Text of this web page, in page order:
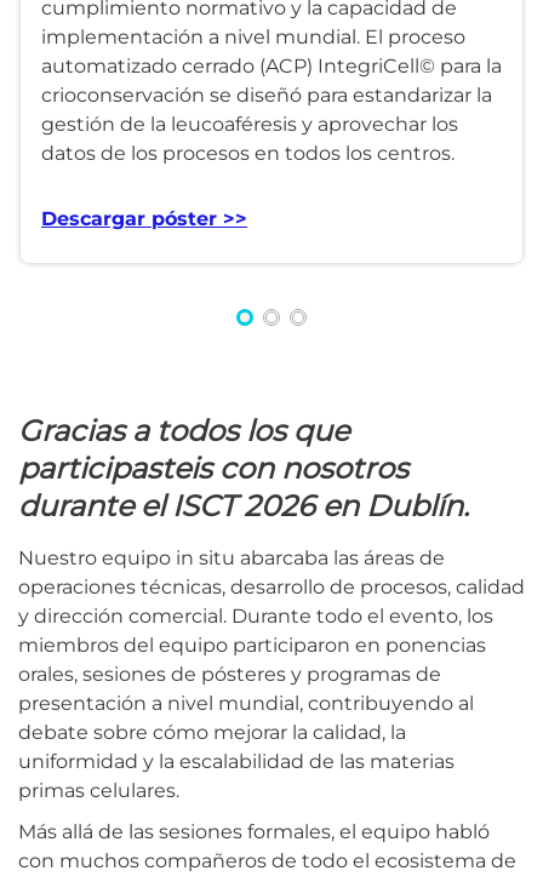
cumplimiento normativo y la capacidad de
implementación a nivel mundial. El proceso
automatizado cerrado (ACP) IntegriCell© para la
crioconservación se diseñó para estandarizar la
gestión de la leucoaféresis y aprovechar los
datos de los procesos en todos los centros.
Descargar póster >>
Gracias a todos los que
participasteis con nosotros
durante el ISCT 2026 en Dublín.
Nuestro equipo in situ abarcaba las áreas de
operaciones técnicas, desarrollo de procesos, calidad
y dirección comercial. Durante todo el evento, los
miembros del equipo participaron en ponencias
orales, sesiones de pósteres y programas de
presentación a nivel mundial, contribuyendo al
debate sobre cómo mejorar la calidad, la
uniformidad y la escalabilidad de las materias
primas celulares.
Más allá de las sesiones formales, el equipo habló
con muchos compañeros de todo el ecosistema de